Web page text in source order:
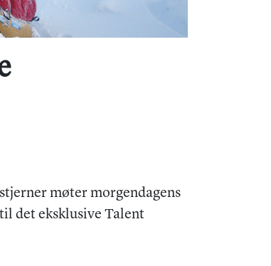
møter morgendagens
det eksklusive Talent